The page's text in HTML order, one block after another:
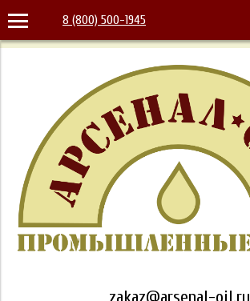
8 (800) 500-1945